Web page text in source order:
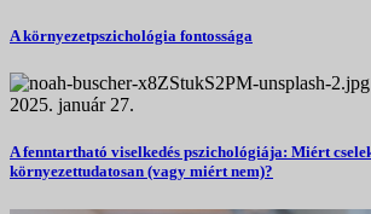
A környezetpszichológia fontossága
2025. január 27.
A fenntartható viselkedés pszichológiája: Miért
környezettudatosan (vagy miért nem)?